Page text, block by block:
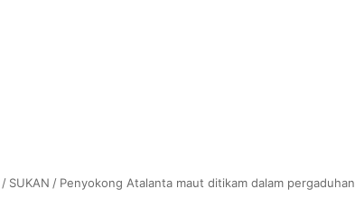
/ SUKAN / Penyokong Atalanta maut ditikam dalam pergaduhan